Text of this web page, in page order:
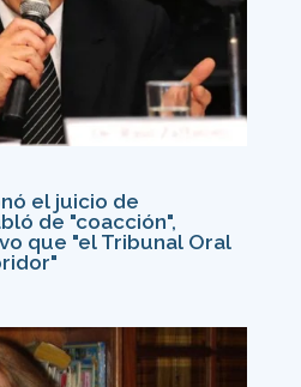
el juicio de
de "coacción",
que "el Tribunal Oral